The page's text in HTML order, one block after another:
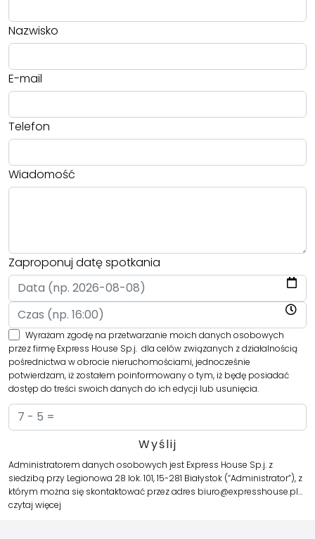
Nazwisko
E-mail
Telefon
Wiadomość
Zaproponuj datę spotkania
Wyrażam zgodę na przetwarzanie moich danych osobowych
przez firmę Express House Sp.j. dla celów związanych z działalnością
pośrednictwa w obrocie nieruchomościami, jednocześnie
potwierdzam, iż zostałem poinformowany o tym, iż będę posiadać
dostęp do treści swoich danych do ich edycji lub usunięcia.
Administratorem danych osobowych jest Express House Sp.j. z
siedzibą przy Legionowa 28 lok. 101, 15-281 Białystok (“Administrator”), z
którym można się skontaktować przez adres biuro@expresshouse.pl…
czytaj więcej